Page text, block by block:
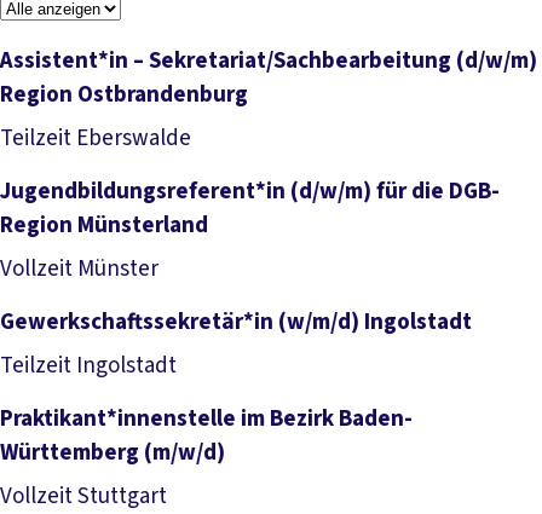
Assistent*in – Sekretariat/Sachbearbeitung (d/w/m)
Region Ostbrandenburg
Teilzeit Eberswalde
Jugendbildungsreferent*in (d/w/m) für die DGB-
Region Münsterland
Vollzeit MünsterJob anzeigen
Gewerkschaftssekretär*in (w/m/d) Ingolstadt
Teilzeit IngolstadtJob anzeigen
Praktikant*innenstelle im Bezirk Baden-
Württemberg (m/w/d)
VollzeitStuttgartJob anzeigen